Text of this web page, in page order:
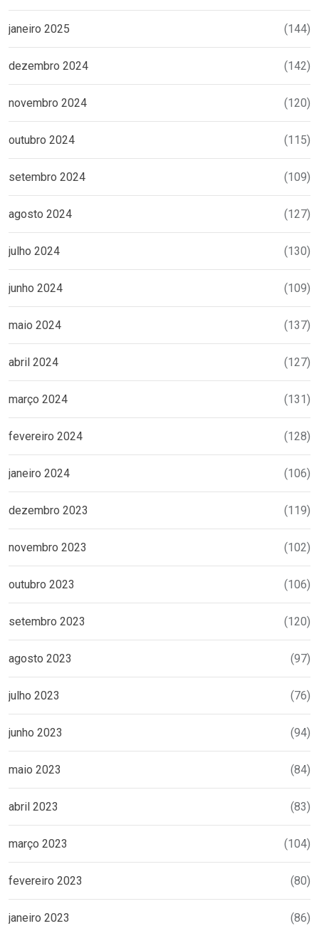
janeiro 2025 (144)
dezembro 2024 (142)
novembro 2024 (120)
outubro 2024 (115)
setembro 2024 (109)
agosto 2024 (127)
julho 2024 (130)
junho 2024 (109)
maio 2024 (137)
abril 2024 (127)
março 2024 (131)
fevereiro 2024 (128)
janeiro 2024 (106)
dezembro 2023 (119)
novembro 2023 (102)
outubro 2023 (106)
setembro 2023 (120)
agosto 2023 (97)
julho 2023 (76)
junho 2023 (94)
maio 2023 (84)
abril 2023 (83)
março 2023 (104)
fevereiro 2023 (80)
janeiro 2023 (86)